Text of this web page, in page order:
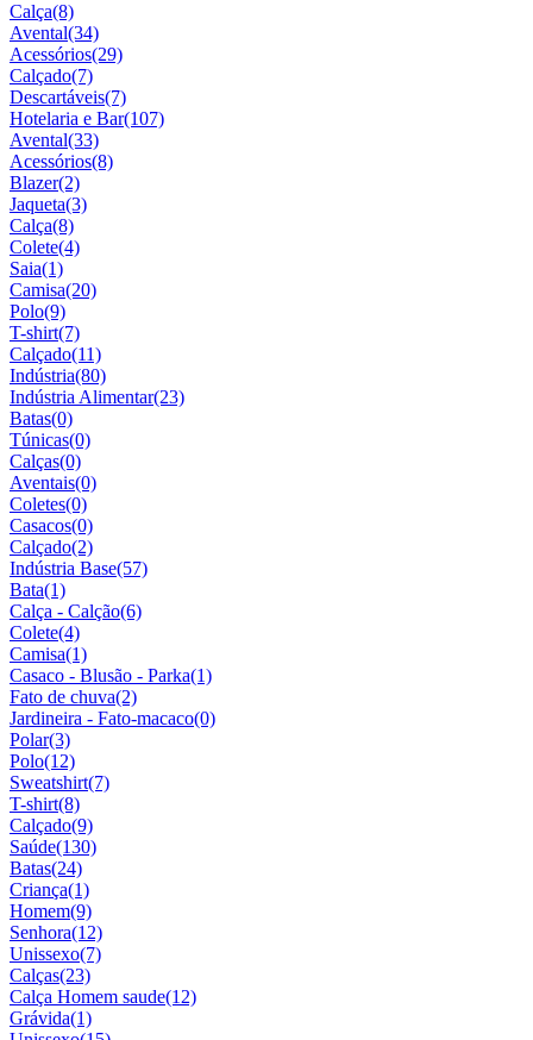
Calça(8)
Avental(34)
Acessórios(29)
Calçado(7)
Descartáveis(7)
Hotelaria e Bar(107)
Avental(33)
Acessórios(8)
Blazer(2)
Jaqueta(3)
Calça(8)
Colete(4)
Saia(1)
Camisa(20)
Polo(9)
T-shirt(7)
Calçado(11)
Indústria(80)
Indústria Alimentar(23)
Batas(0)
Túnicas(0)
Calças(0)
Aventais(0)
Coletes(0)
Casacos(0)
Calçado(2)
Indústria Base(57)
Bata(1)
Calça - Calção(6)
Colete(4)
Camisa(1)
Casaco - Blusão - Parka(1)
Fato de chuva(2)
Jardineira - Fato-macaco(0)
Polar(3)
Polo(12)
Sweatshirt(7)
T-shirt(8)
Calçado(9)
Saúde(130)
Batas(24)
Criança(1)
Homem(9)
Senhora(12)
Unissexo(7)
Calças(23)
Calça Homem saude(12)
Grávida(1)